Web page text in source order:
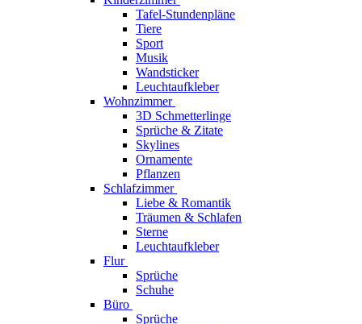
Tafel-Stundenpläne
Tiere
Sport
Musik
Wandsticker
Leuchtaufkleber
Wohnzimmer
3D Schmetterlinge
Sprüche & Zitate
Skylines
Ornamente
Pflanzen
Schlafzimmer
Liebe & Romantik
Träumen & Schlafen
Sterne
Leuchtaufkleber
Flur
Sprüche
Schuhe
Büro
Sprüche